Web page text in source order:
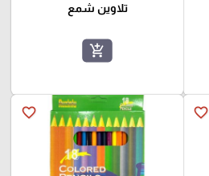
تلاوين شمع
add_shopping_cart
favorite_border
favorite_border